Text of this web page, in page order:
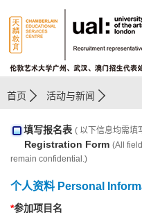
首页 活动与新闻
填写报名表 ( 以下信息均需填
Registration Form (All
remain confidential.)
个人资料 Personal
*参加项目名